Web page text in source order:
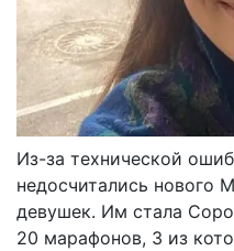
Из-за технической
недосчитались нового
девушек. Им стала
20 марафонов, 3 из